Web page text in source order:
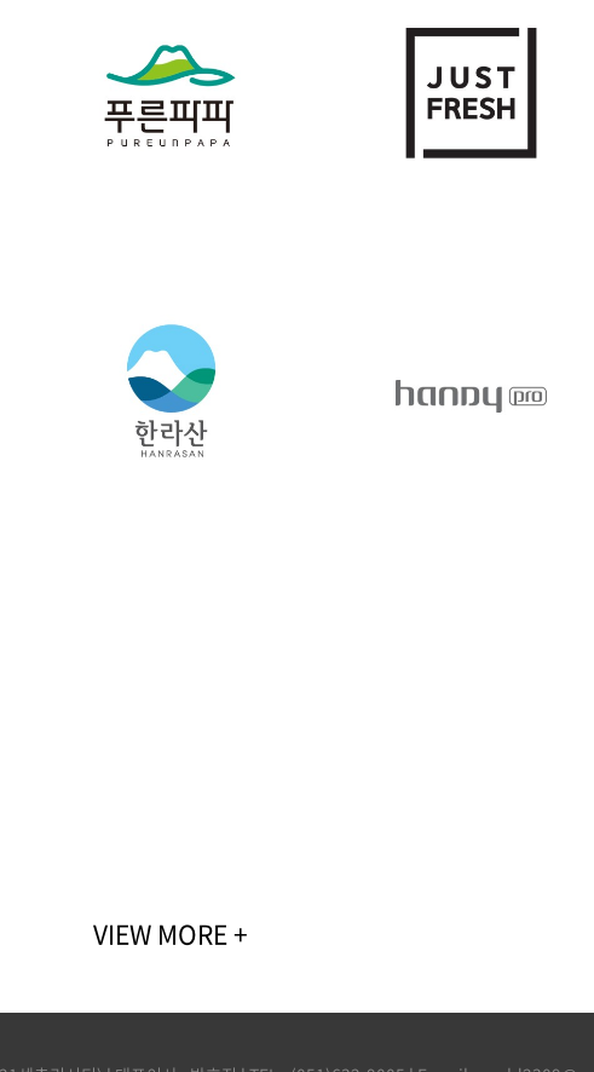
BRAND IDENTITY
푸른파파 브랜드 디자인
BRAND IDENTITY
JUSTFRESH 브랜드
BRAND IDENTITY
한라산 브랜드 디자인 핸디프로 브랜드 디자
VIEW MORE +